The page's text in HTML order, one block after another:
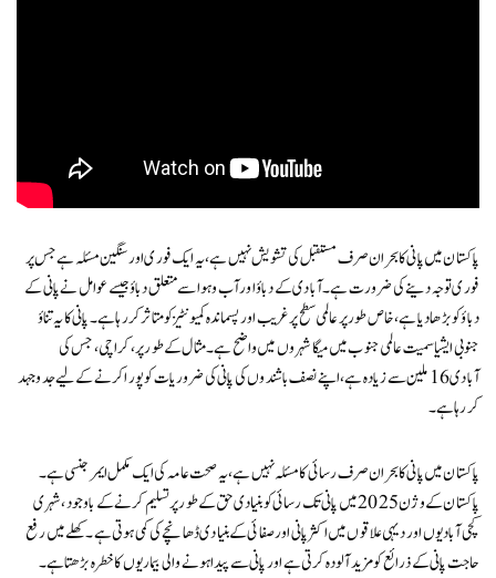
پاکستان میں پانی کا بحران صرف مستقبل کی تشویش نہیں ہے، یہ ایک فوری اور سنگین مسئلہ ہے جس پر
فوری توجہ دینے کی ضرورت ہے۔ آبادی کے دباؤ اور آب و ہوا سے متعلق دباؤ جیسے عوامل نے پانی کے
دباؤ کو بڑھا دیا ہے، خاص طور پر عالمی سطح پر غریب اور پسماندہ کمیونٹیز کو متاثر کر رہا ہے۔ پانی کا یہ تناؤ
جنوبی ایشیا سمیت عالمی جنوب میں میگا شہروں میں واضح ہے۔ مثال کے طور پر، کراچی، جس کی
آبادی 16 ملین سے زیادہ ہے، اپنے نصف باشندوں کی پانی کی ضروریات کو پورا کرنے کے لیے جدوجہد
کر رہا ہے۔
پاکستان میں پانی کا بحران صرف رسائی کا مسئلہ نہیں ہے، یہ صحت عامہ کی ایک مکمل ایمرجنسی ہے۔
پاکستان کے وژن 2025 میں پانی تک رسائی کو بنیادی حق کے طور پر تسلیم کرنے کے باوجود، شہری
کچی آبادیوں اور دیہی علاقوں میں اکثر پانی اور صفائی کے بنیادی ڈھانچے کی کمی ہوتی ہے۔ کھلے میں رفع
حاجت پانی کے ذرائع کو مزید آلودہ کرتی ہے اور پانی سے پیدا ہونے والی بیماریوں کا خطرہ بڑھتاہے۔